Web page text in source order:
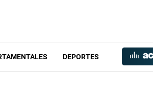
DEPORTES